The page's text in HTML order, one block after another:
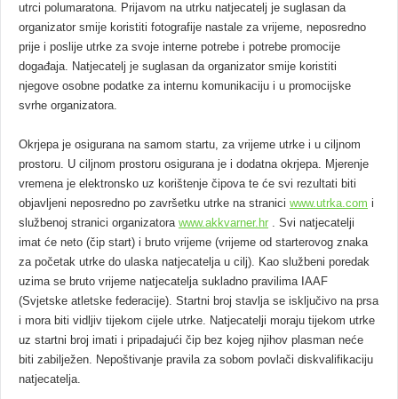
utrci polumaratona. Prijavom na utrku natjecatelj je suglasan da
organizator smije koristiti fotografije nastale za vrijeme, neposredno
prije i poslije utrke za svoje interne potrebe i potrebe promocije
događaja. Natjecatelj je suglasan da organizator smije koristiti
njegove osobne podatke za internu komunikaciju i u promocijske
svrhe organizatora.
Okrjepa je osigurana na samom startu, za vrijeme utrke i u ciljnom
prostoru. U ciljnom prostoru osigurana je i dodatna okrjepa. Mjerenje
vremena je elektronsko uz korištenje čipova te će svi rezultati biti
objavljeni neposredno po završetku utrke na stranici www.utrka.com i
službenoj stranici organizatora www.akkvarner.hr . Svi natjecatelji
imat će neto (čip start) i bruto vrijeme (vrijeme od starterovog znaka
za početak utrke do ulaska natjecatelja u cilj). Kao službeni poredak
uzima se bruto vrijeme natjecatelja sukladno pravilima IAAF
(Svjetske atletske federacije). Startni broj stavlja se isključivo na prsa
i mora biti vidljiv tijekom cijele utrke. Natjecatelji moraju tijekom utrke
uz startni broj imati i pripadajući čip bez kojeg njihov plasman neće
biti zabilježen. Nepoštivanje pravila za sobom povlači diskvalifikaciju
natjecatelja.